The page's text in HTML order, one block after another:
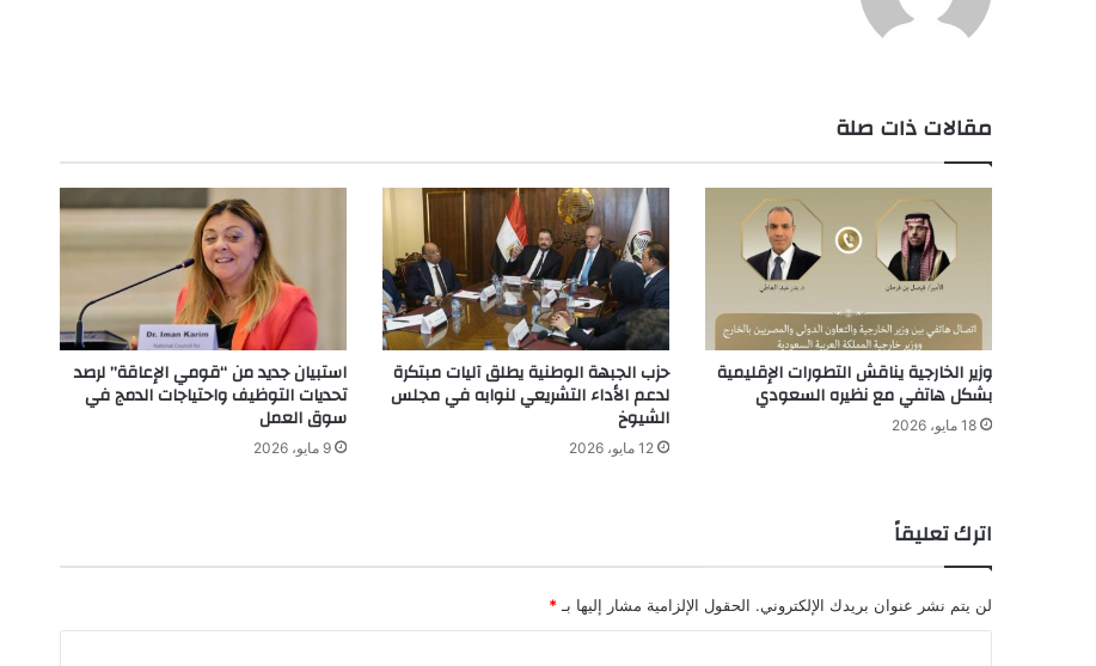
مقالات ذات صلة
وزير الخارجية يناقش التطورات الإقليمية
بشكل هاتفي مع نظيره السعودي
18 مايو، 2026
حزب الجبهة الوطنية يطلق آليات مبتكرة
لدعم الأداء التشريعي لنوابه في مجلس
الشيوخ
12 مايو، 2026
استبيان جديد من “قومي الإعاقة” لرصد
تحديات التوظيف واحتياجات الدمج في
سوق العمل
9 مايو، 2026
اترك تعليقاً
لن يتم نشر عنوان بريدك الإلكتروني. الحقول الإلزامية مشار إليها بـ *